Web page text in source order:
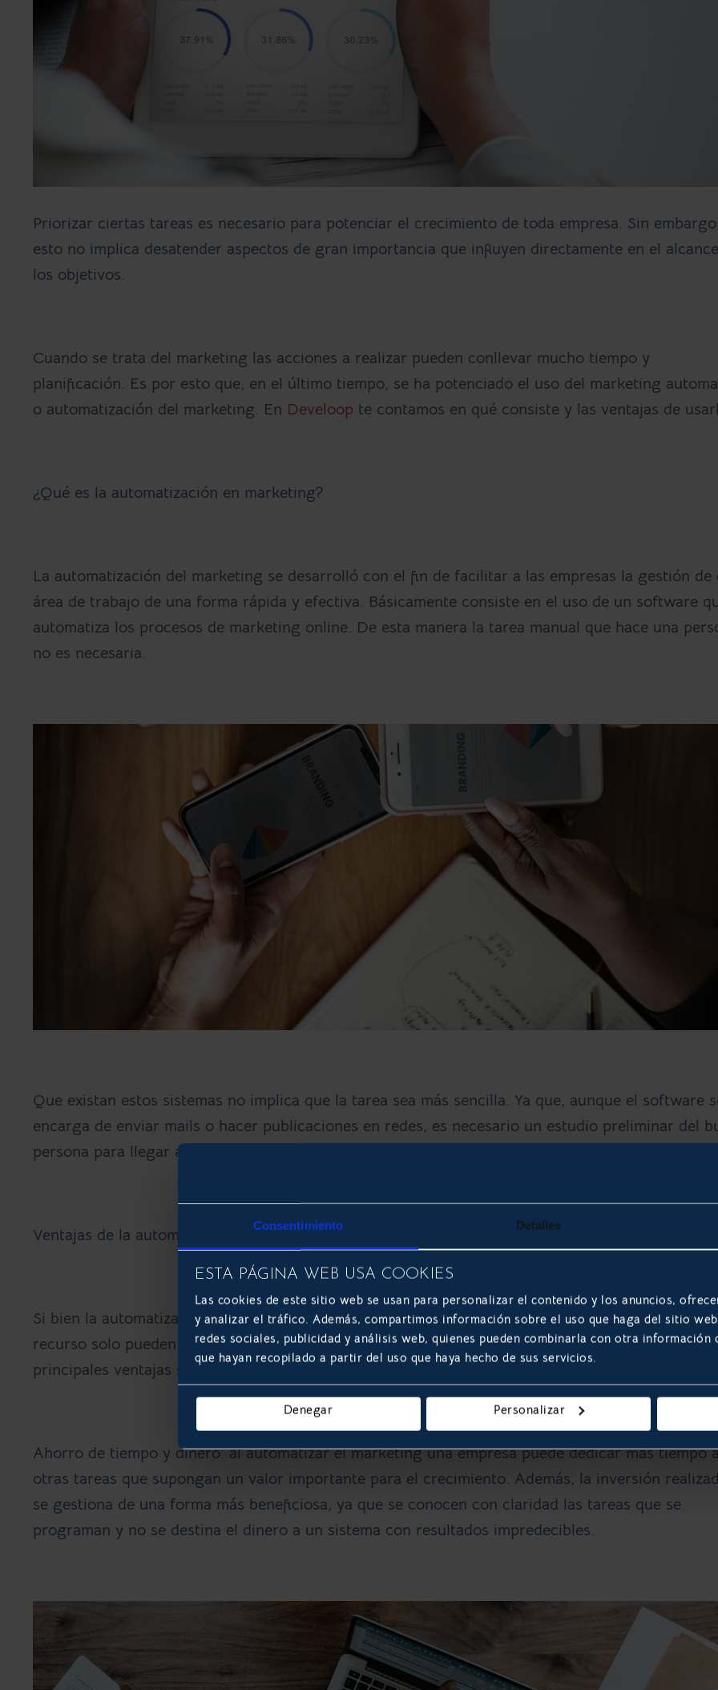
Consentimiento Detalles
ESTA PÁGINA WEB USA COOKIES
Las cookies de este sitio web se usan para personalizar el contenido y los anuncios,
y analizar el tráfico. Además, compartimos información sobre el uso que haga del sitio
redes sociales, publicidad y análisis web, quienes pueden combinarla con otra información
que hayan recopilado a partir del uso que haya hecho de sus servicios.
Denegar Personalizar
Priorizar ciertas tareas es necesario para potenciar el crecimiento de toda empresa. Sin
esto no implica desatender aspectos de gran importancia que influyen directamente en el
los objetivos.
Cuando se trata del marketing las acciones a realizar pueden conllevar mucho tiempo y
planificación. Es por esto que, en el último tiempo, se ha potenciado el uso del marketing
o automatización del marketing. En Develoop te contamos en qué consiste y las ventajas de
¿Qué es la automatización en marketing?
La automatización del marketing se desarrolló con el fin de facilitar a las empresas la gestión de
área de trabajo de una forma rápida y efectiva. Básicamente consiste en el uso de un software
automatiza los procesos de marketing online. De esta manera la tarea manual que hace una
no es necesaria.
Que existan estos sistemas no implica que la tarea sea más sencilla. Ya que, aunque el software
encarga de enviar mails o hacer publicaciones en redes, es necesario un estudio preliminar del
persona para llegar a los usuarios correctos.
Ventajas de la automatización en marketing
Si bien la automatización simplifica y agiliza el trabajo de marketing, las ventajas de aprovechar
recurso solo pueden experimentarse si se hace un uso estratégico de los softwares. Tres de las
principales ventajas son:
Ahorro de tiempo y dinero:al automatizar el marketing una empresa puede dedicar más tiempo
otras tareas que supongan un valor importante para el crecimiento. Además, la inversión
se gestiona de una forma más beneficiosa, ya que se conocen con claridad las tareas que se
programan y no se destina el dinero a un sistema con resultados impredecibles.